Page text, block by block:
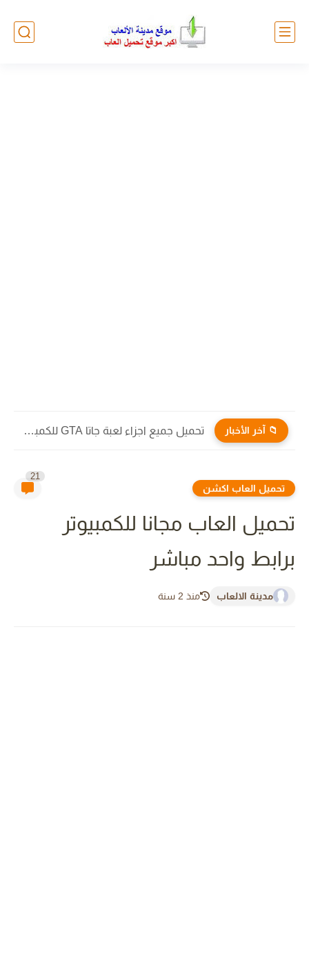
📁 آخر الأخبار تحميل جميع اجزاء لعبة جاتا GTA للكمبيوتر والاندرويد برابط مباشر...
تحميل العاب اكشن
21
تحميل العاب مجانا للكمبيوتر
برابط واحد مباشر
مدينة الالعاب منذ 2 سنة